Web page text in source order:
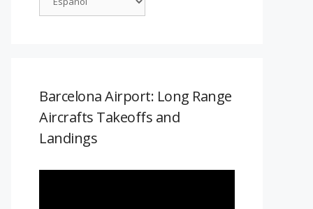
Barcelona Airport: Long Range
Aircrafts Takeoffs and
Landings